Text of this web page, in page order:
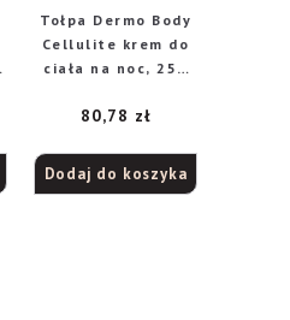
Tołpa Dermo Body
Cellulite krem do
ciała na noc, 250
80,78 zł
Dodaj do koszyka